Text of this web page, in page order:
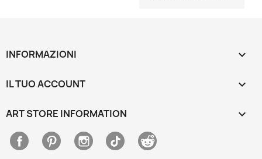
INFORMAZIONI 
IL TUO ACCOUNT 
ART STORE INFORMATION keyboard_arrow_down
FacebookPinterestInstagram TikTok